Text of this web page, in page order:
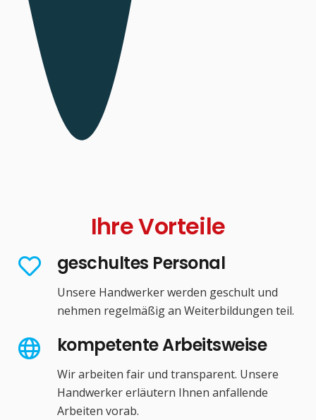
Ihre Vorteile
geschultes Personal
Unsere Handwerker werden geschult und
nehmen regelmäßig an Weiterbildungen teil.
kompetente Arbeitsweise
Wir arbeiten fair und transparent. Unsere
Handwerker erläutern Ihnen anfallende
Arbeiten vorab.